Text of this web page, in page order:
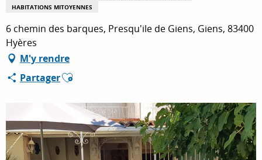
À FAIRE
SÉJOURNER
HABITATIONS MITOYENNES
6 chemin des barques, Presqu'ile de Giens, Giens, 83400
Hyères
M'y rendre
PartagerAjouter aux favoris